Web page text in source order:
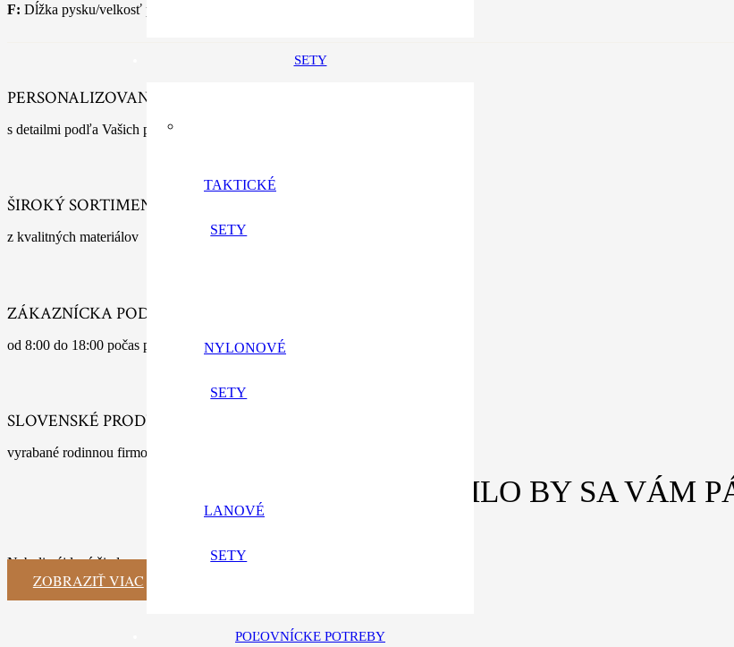
SETY
TAKTICKÉ
SETY
NYLONOVÉ
SETY
LANOVÉ
SETY
POĽOVNÍCKE POTREBY
F: Dĺžka pysku/velkosť pysku
PERSONALIZOVANÉ VÝROBKY
s detailmi podľa Vašich predstáv
ŠIROKÝ SORTIMENT
z kvalitných materiálov
ZÁKAZNÍCKA PODPORA
od 8:00 do 18:00 počas pracovných dní
SLOVENSKÉ PRODUKTY
vyrabané rodinnou firmou s tradíciou
MOHLO BY SA VÁM
Neboli nájdené žiadne výsledky.
ZOBRAZIŤ VIAC